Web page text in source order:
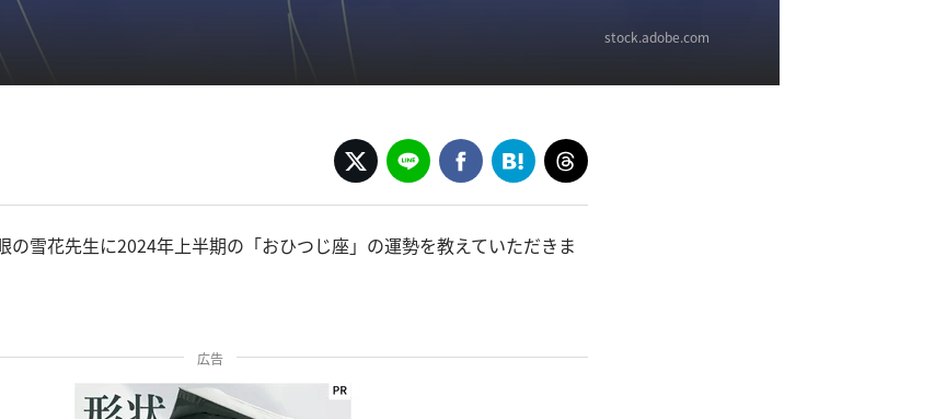
stock.adobe.com
の雪花先生に2024年上半期の「おひつじ座」の運勢を教えていただきま
広告